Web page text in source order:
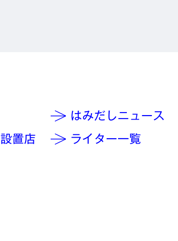
はみだしニュース
置店 ライター一覧